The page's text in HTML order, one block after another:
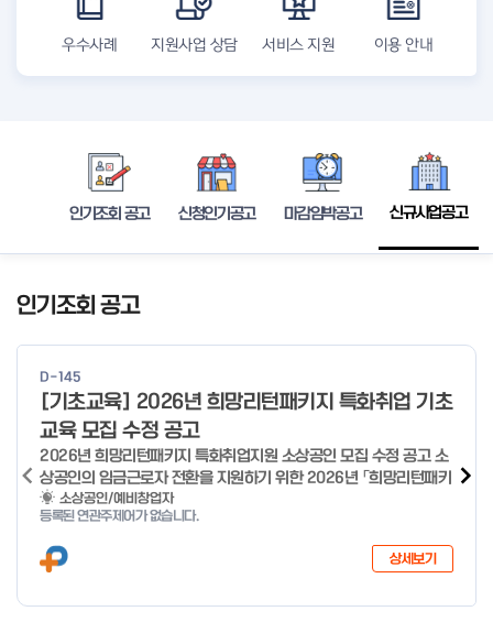
우수사례 지원사업 상담 서비스 지원 이용 안내
인기조회 공고 신청인기공고 마감임박공고 신규사업공고
인기조회 공고
D-145
[기초교육] 2026년 희망리턴패키지 특화취업 기초
교육 모집 수정 공고
2026년 희망리턴패키지 특화취업지원 소상공인 모집 수정 공고 소
상공인의 임금근로자 전환을 지원하기 위한 2026년 「희망리턴패키
지 특화취업지원」 사업을 다음과 같이 공고합니다. '26.6.2(화)은
익일인 6.3(수) 선거로 인해 서류검토가 불가함에 따라 기초교육
모집을 진행하지 않음을 안내드립니다. (6/3 모집 재개) □ 사업명:
희망리턴패키지 특화취업지원 □ 지원대상: 폐업(예정) 소상공인
경우 매주 일, 월, 화, 수, 목 신청·접수 가능 ** 기초교육 신청 가능
소상공인/예비창업자
등록된 연관주제어가 없습니다.
상세보기